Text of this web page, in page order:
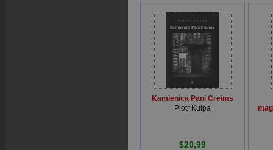
Kamienica Pani Creims
Piotr Kulpa
$20,99